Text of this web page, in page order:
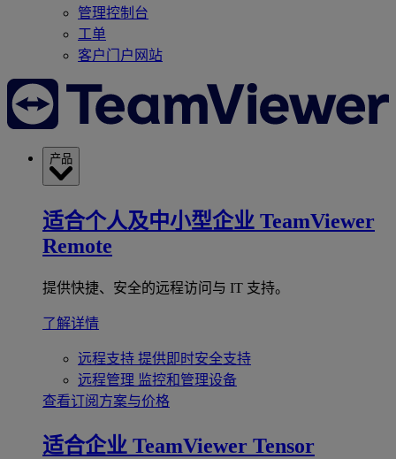
管理控制台
工单
客户门户网站
产品
适合个人及中小型企业 TeamViewer
Remote
提供快捷、安全的远程访问与 IT 支持。
了解详情
远程支持 提供即时安全支持
远程管理 监控和管理设备
查看订阅方案与价格
适合企业 TeamViewer Tensor